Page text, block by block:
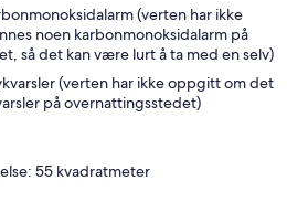
(verten har ikke
noen karbonmonoksidalarm på
så det kan være lurt å ta med en selv)
(verten har ikke oppgitt om det
på overnattingsstedet)
55 kvadratmeter